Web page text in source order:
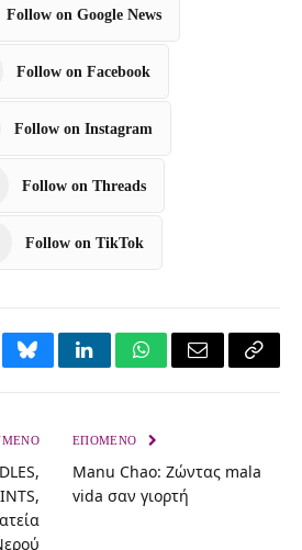
Follow on Google News
Follow on Facebook
Follow on Instagram
Follow on Threads
Follow on TikTok
B
u
e
s
k
L
n
k
e
W
t
s
E
i
C
y
ΕΠΌΜΕΝΟ
Manu Chao: Ζώντας mala
vida σαν γιορτή